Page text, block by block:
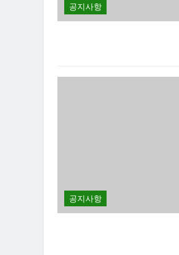
공지사항
공지사항